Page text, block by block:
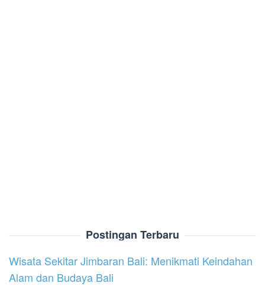
Postingan Terbaru
Wisata Sekitar Jimbaran Bali: Menikmati Keindahan
Alam dan Budaya Bali